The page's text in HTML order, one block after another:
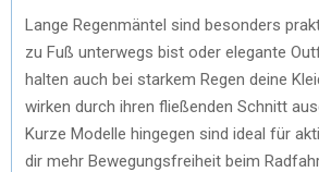
Lange Regenmäntel sind besonders
zu Fuß unterwegs bist oder elegante
halten auch bei starkem Regen deine
wirken durch ihren fließenden Schnitt
Kurze Modelle hingegen sind ideal für
dir mehr Bewegungsfreiheit beim